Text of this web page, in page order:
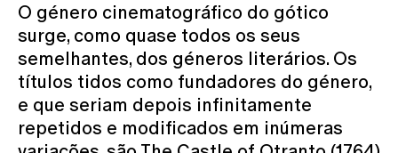
O género cinematográfico do gótico
surge, como quase todos os seus
semelhantes, dos géneros literários. Os
títulos tidos como fundadores do género,
e que seriam depois infinitamente
repetidos e modificados em inúmeras